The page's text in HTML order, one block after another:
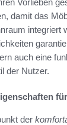
Vorlieben
damit das
integriert
auch eine
der Nutzer.
der